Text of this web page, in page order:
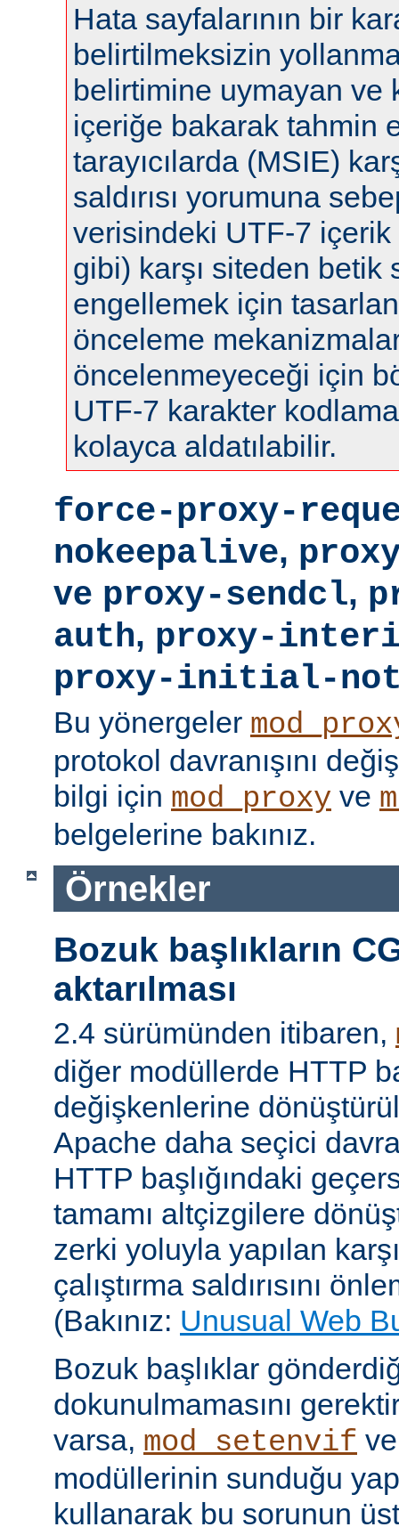
Hata sayfalarının bir
belirtilmeksizin
belirtimine uymayan ve
içeriğe bakarak tahmin
tarayıcılarda (MSIE)
saldırısı yorumuna
verisindeki UTF-7
gibi) karşı siteden betik
engellemek için
önceleme
öncelenmeyeceği için
UTF-7 karakter
kolayca aldatılabilir.
force-proxy-
nokeepalive,
ve proxy-sendcl,
auth, proxy-
proxy-initial-
Bu yönergeler
protokol davranışını
bilgi için mod_proxy ve
belgelerine bakınız.
Örnekler
Bozuk başlıkların
aktarılması
2.4 sürümünden itibaren,
diğer modüllerde HTTP
değişkenlerine
Apache daha seçici
HTTP başlığındaki
tamamı altçizgilere
zerki yoluyla yapılan
çalıştırma saldırısını
(Bakınız: Unusual Web
Bozuk başlıklar
dokunulmamasını
varsa, mod_setenvif
modüllerinin sunduğu
kullanarak bu sorunun